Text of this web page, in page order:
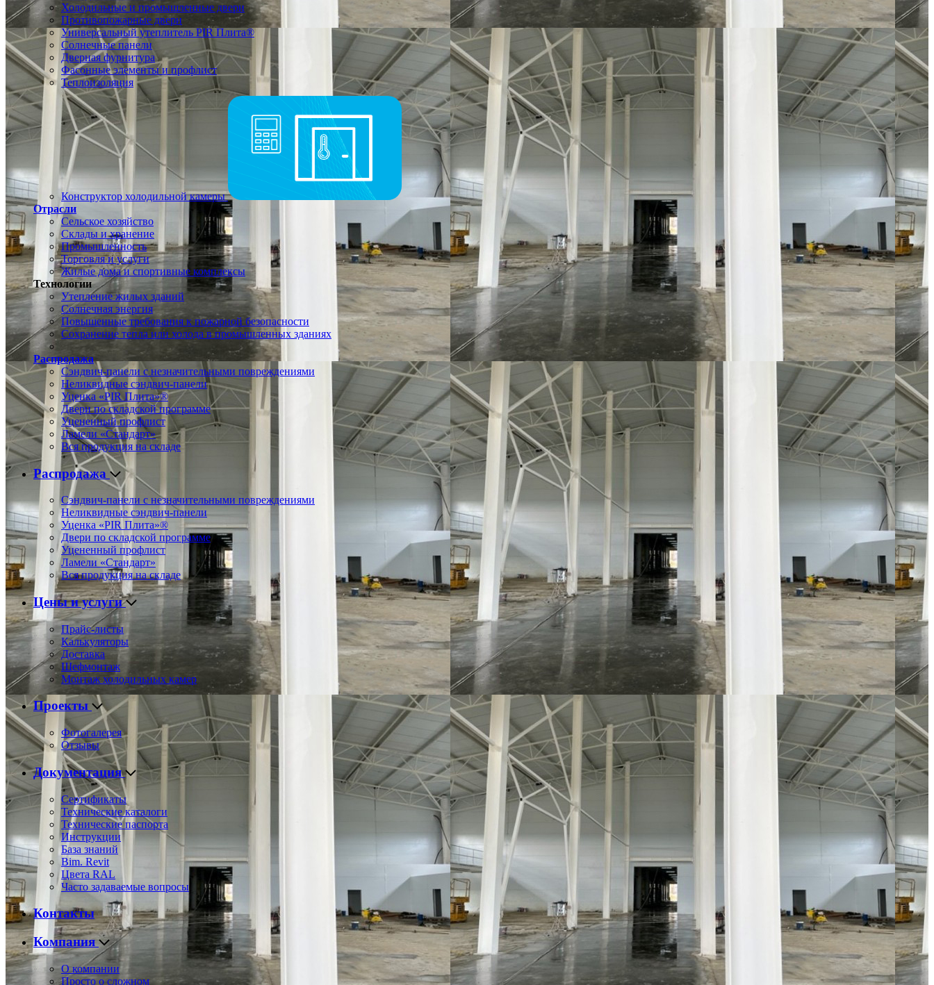
Холодильные и промышленные двери
Противопожарные двери
Универсальный утеплитель PIR Плита®
Солнечные панели
Дверная фурнитура
Фасонные элементы и профлист
Теплоизоляция
Конструктор холодильной камеры
Отрасли
Сельское хозяйство
Склады и хранение
Промышленность
Торговля и услуги
Жилые дома и спортивные комплексы
Технологии
Утепление жилых зданий
Солнечная энергия
Повышенные требования к пожарной безопасности
Сохранение тепла или холода в промышленных зданиях
Распродажа
Сэндвич-панели с незначительными повреждениями
Неликвидные сэндвич-панели
Уценка «PIR Плита»®
Двери по складской программе
Уцененный профлист
Ламели «Стандарт»
Вся продукция на складе
Распродажа
Сэндвич-панели с незначительными повреждениями
Неликвидные сэндвич-панели
Уценка «PIR Плита»®
Двери по складской программе
Уцененный профлист
Ламели «Стандарт»
Вся продукция на складе
Цены и услуги
Прайс-листы
Калькуляторы
Доставка
Шефмонтаж
Монтаж холодильных камер
Проекты
Фотогалерея
Отзывы
Документация
Сертификаты
Технические каталоги
Технические паспорта
Инструкции
База знаний
Bim. Revit
Цвета RAL
Часто задаваемые вопросы
Контакты
Компания
О компании
Просто о сложном